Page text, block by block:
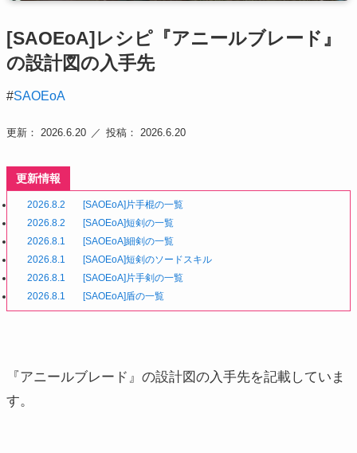
[SAOEoA]レシピ『アニールブレード』
の設計図の入手先
#SAOEoA
更新： 2026.6.20 投稿： 2026.6.20
更新情報
2026.8.2
[SAOEoA]片手棍の一覧
2026.8.2
[SAOEoA]短剣の一覧
2026.8.1
[SAOEoA]細剣の一覧
2026.8.1
[SAOEoA]短剣のソードスキル
2026.8.1
[SAOEoA]片手剣の一覧
2026.8.1
[SAOEoA]盾の一覧
『アニールブレード』の設計図の入手先を記載していま
す。